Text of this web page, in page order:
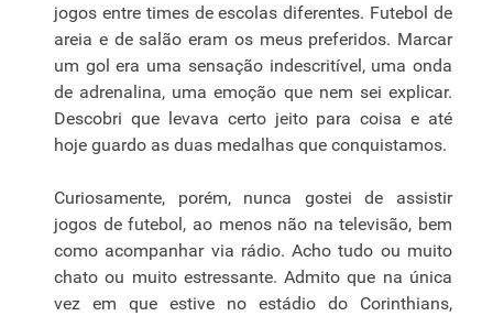
jogos entre times de escolas diferentes. Futebol de
areia e de salão eram os meus preferidos. Marcar
um gol era uma sensação indescritível, uma onda
de adrenalina, uma emoção que nem sei explicar.
Descobri que levava certo jeito para coisa e até
hoje guardo as duas medalhas que conquistamos.
Curiosamente, porém, nunca gostei de assistir
jogos de futebol, ao menos não na televisão, bem
como acompanhar via rádio. Acho tudo ou muito
chato ou muito estressante. Admito que na única
vez em que estive no estádio do Corinthians,